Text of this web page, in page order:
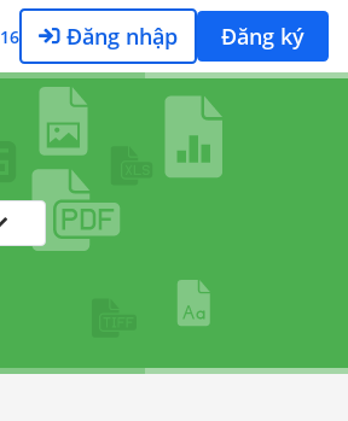
16 Đăng nhập Đăng ký